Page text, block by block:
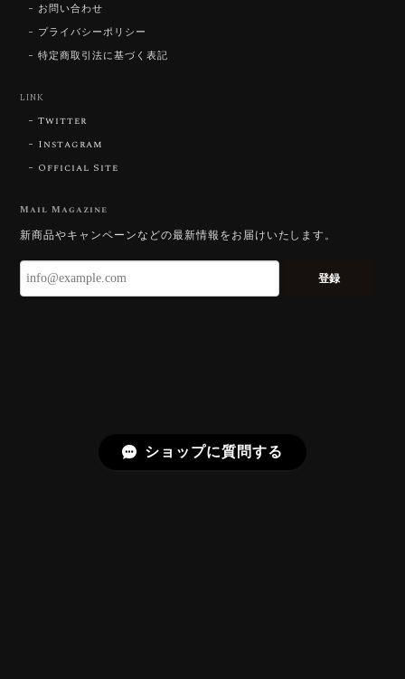
いです。 ウルウルとギラギラを一度に見ることができ
る不思議なカットだと感じました。強い煌めきだけで
です。Star Rose Cut™ は中心から外へ広
お問い合わせ
プライバシーポリシー
特定商取引法に基づく表記
LINK
Twitter
Instagram
Official Site
Mail Magazine
新商品やキャンペーンなどの最新情報をお届けいたします。
登録
ショップに質問する